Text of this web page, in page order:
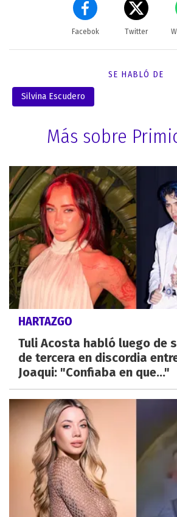
Facebok Twitter
SE HABLÓ DE
Silvina Escudero
Más sobre
HARTAZGO
Tuli Acosta habló luego de
de tercera en discordia
Joaqui: "Confiaba en que..."